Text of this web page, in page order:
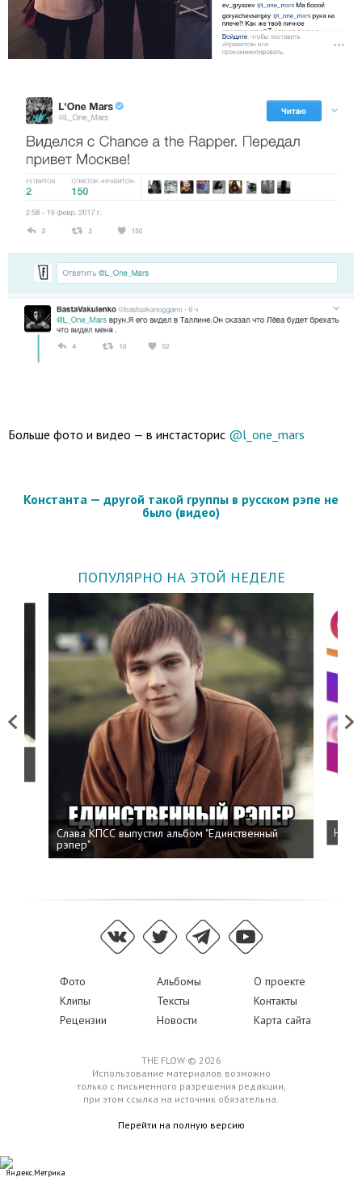
Больше фото и видео — в инстасторис @l_one_mars
Константа — другой такой группы в русском рэпе не
было (видео)
ПОПУЛЯРНО НА ЭТОЙ НЕДЕЛЕ
Previous
Слава КПСС выпустил альбом "Единственный
рэпер"
Next
Фото Альбомы
О проекте
Клипы
Тексты
Контакты
Рецензии
Новости Карта сайта
THE FLOW © 2026
Использование материалов возможно
только с письменного разрешения редакции,
при этом ссылка на источник обязательна.
Перейти на полную версию